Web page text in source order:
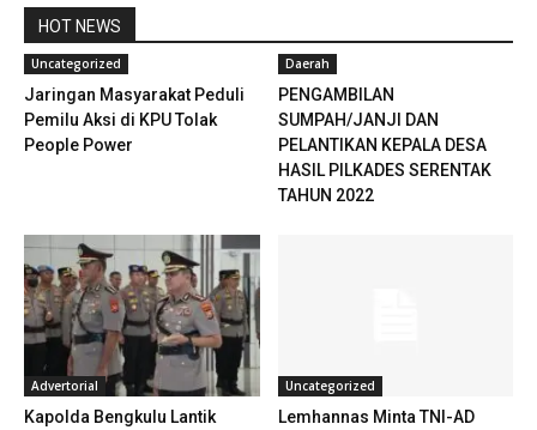
HOT NEWS
Uncategorized
Jaringan Masyarakat Peduli
Pemilu Aksi di KPU Tolak
People Power
Daerah
PENGAMBILAN
SUMPAH/JANJI DAN
PELANTIKAN KEPALA DESA
HASIL PILKADES SERENTAK
TAHUN 2022
Advertorial
Kapolda Bengkulu Lantik
Uncategorized
Lemhannas Minta TNI-AD